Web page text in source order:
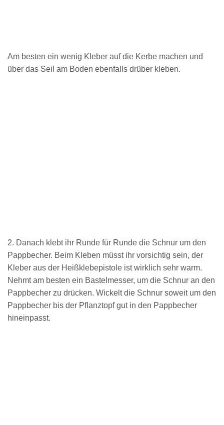
Am besten ein wenig Kleber auf die Kerbe machen und
über das Seil am Boden ebenfalls drüber kleben.
2. Danach klebt ihr Runde für Runde die Schnur um den
Pappbecher. Beim Kleben müsst ihr vorsichtig sein, der
Kleber aus der Heißklebepistole ist wirklich sehr warm.
Nehmt am besten ein Bastelmesser, um die Schnur an den
Pappbecher zu drücken. Wickelt die Schnur soweit um den
Pappbecher bis der Pflanztopf gut in den Pappbecher
hineinpasst.